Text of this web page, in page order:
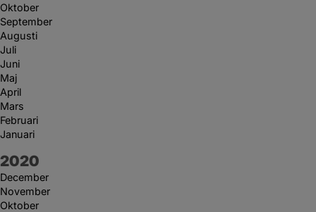
Oktober
September
Augusti
Juli
Juni
Maj
April
Mars
Februari
Januari
År:
2020
December
November
Oktober